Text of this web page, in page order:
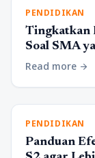
PENDIDIKAN
Tingkatkan
Soal SMA
Read more arrow_forward
PENDIDIKAN
Panduan